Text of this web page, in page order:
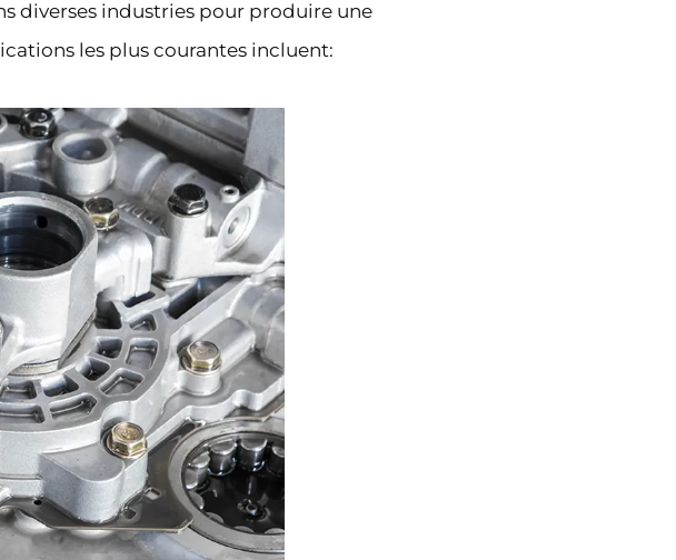
diverses industries pour produire une
les plus courantes incluent: